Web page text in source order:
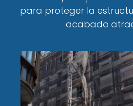
para proteger la
acabado